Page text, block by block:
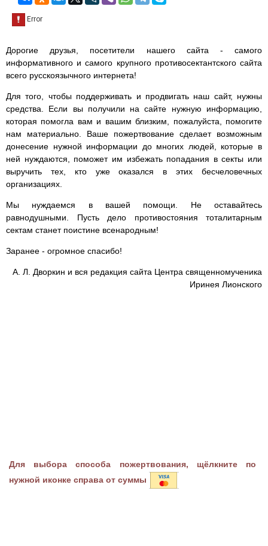
Дорогие друзья, посетители нашего сайта - самого
информативного и самого крупного противосектантского сайта
всего русскоязычного интернета!
Для того, чтобы поддерживать и продвигать наш сайт, нужны
средства. Если вы получили на сайте нужную информацию,
которая помогла вам и вашим близким, пожалуйста, помогите
нам материально. Ваше пожертвование сделает возможным
донесение нужной информации до многих людей, которые в
ней нуждаются, поможет им избежать попадания в секты или
выручить тех, кто уже оказался в этих бесчеловечных
организациях.
Мы нуждаемся в вашей помощи. Не оставайтесь
равнодушными. Пусть дело противостояния тоталитарным
сектам станет поистине всенародным!
Заранее - огромное спасибо!
А. Л. Дворкин и вся редакция сайта Центра священномученика
Иринея Лионского
Для выбора способа пожертвования, щёлкните по
нужной иконке справа от суммы